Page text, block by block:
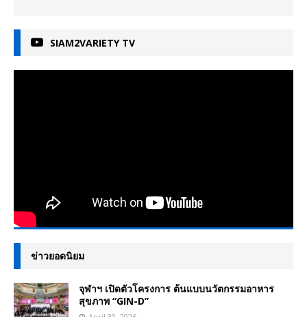
SIAM2VARIETY TV
ข่าวยอดนิยม
จุฬาฯ เปิดตัวโครงการ ต้นแบบนวัตกรรมอาหาร
สุขภาพ “GIN-D”